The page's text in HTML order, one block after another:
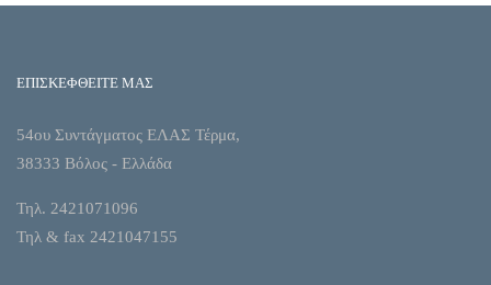
ΕΠΙΣΚΕΦΘΕΙΤΕ ΜΑΣ
54ου Συντάγματος ΕΛΑΣ Τέρμα,
38333 Βόλος - Ελλάδα
Τηλ. 2421071096
Τηλ & fax 2421047155